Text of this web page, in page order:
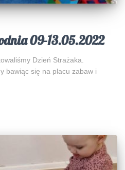
09-13.05.2022
Dzień Strażaka.
bawiąc się na placu zabaw i